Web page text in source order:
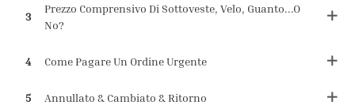
3
Prezzo Comprensivo Di Sottoveste, Velo, Guanto...o
No?
4 Come Pagare Un Ordine Urgente
5 Annullato & Cambiato & Ritorno